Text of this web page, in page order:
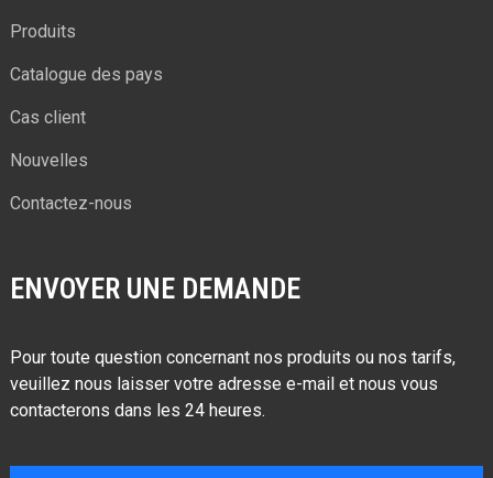
Produits
Catalogue des pays
Cas client
Nouvelles
Contactez-nous
ENVOYER UNE DEMANDE
Pour toute question concernant nos produits ou nos tarifs,
veuillez nous laisser votre adresse e-mail et nous vous
contacterons dans les 24 heures.